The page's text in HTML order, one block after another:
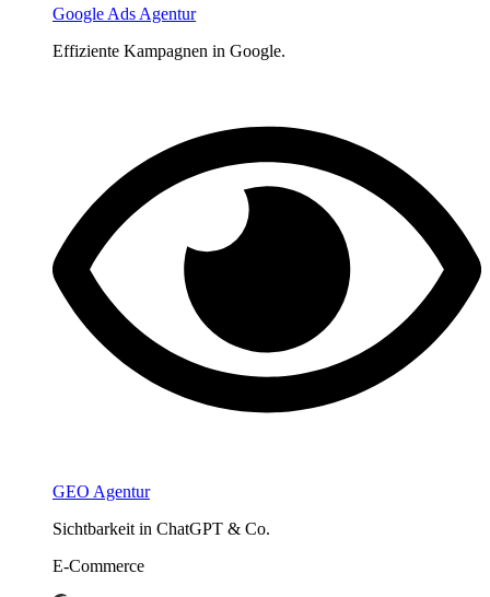
Google Ads Agentur
Effiziente Kampagnen in Google.
GEO Agentur
Sichtbarkeit in ChatGPT & Co.
E-Commerce